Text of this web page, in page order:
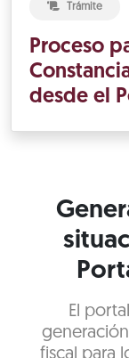
Trámite
Proceso
desde el
El
fiscal para